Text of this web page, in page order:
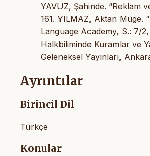
YAVUZ, Şahinde. “Reklam
161. YILMAZ, Aktan Müge.
Language Academy, S.: 7/
Halkbiliminde Kuramlar ve
Geleneksel Yayınları,
Ayrıntılar
Birincil Dil
Türkçe
Konular